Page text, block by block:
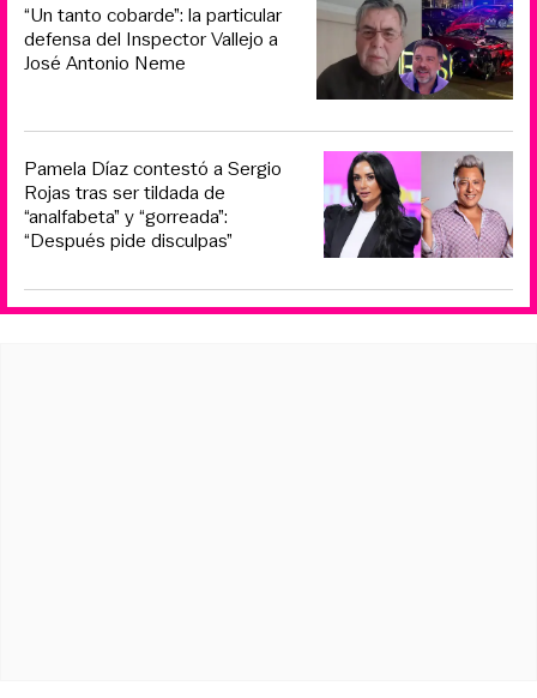
“Un tanto cobarde”: la particular
defensa del Inspector Vallejo a
José Antonio Neme
Pamela Díaz contestó a Sergio
Rojas tras ser tildada de
“analfabeta” y “gorreada”:
“Después pide disculpas”